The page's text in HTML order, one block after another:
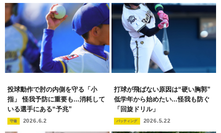
投球動作で肘の内側を守る「小
指」 怪我予防に重要も...消耗して
いる選手にある“予兆”
守備 2026.6.2
打球が飛ばない原因は“硬い胸郭”
低学年から始めたい...怪我も防ぐ
「回旋ドリル」
バッティング 2026.5.22